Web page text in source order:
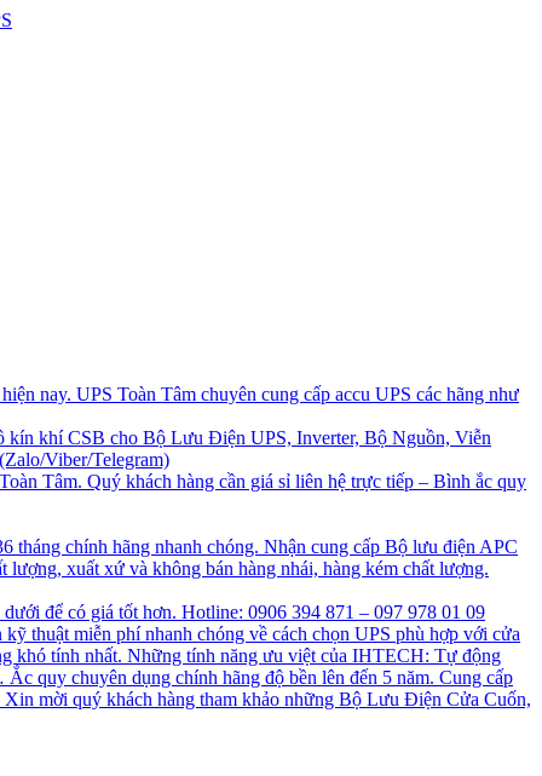
nay. UPS Toàn Tâm chuyên cung cấp accu UPS các hãng như
khí CSB cho Bộ Lưu Điện UPS, Inverter, Bộ Nguồn, Viễn
Viber/Telegram)
Tâm. Quý khách hàng cần giá sỉ liên hệ trực tiếp – Bình ắc quy
chính hãng nhanh chóng. Nhận cung cấp Bộ lưu điện APC
lượng, xuất xứ và không bán hàng nhái, hàng kém chất lượng.
để có giá tốt hơn. Hotline: 0906 394 871 – 097 978 01 09
thuật miễn phí nhanh chóng về cách chọn UPS phù hợp với cửa
khó tính nhất. Những tính năng ưu việt của IHTECH: Tự động
quy chuyên dụng chính hãng độ bền lên đến 5 năm. Cung cấp
mời quý khách hàng tham khảo những Bộ Lưu Điện Cửa Cuốn,